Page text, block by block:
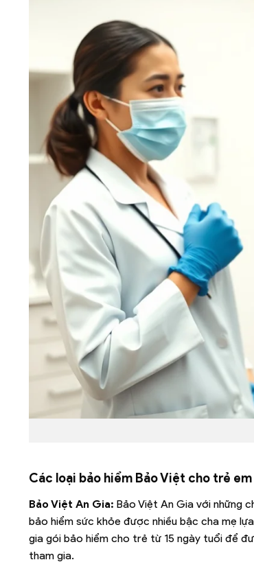
Các loại bảo hiểm Bảo Việt cho trẻ
Bảo Việt An Gia: Bảo Việt An Gia với những
bảo hiểm sức khỏe được nhiều bậc cha mẹ
gia gói bảo hiểm cho trẻ từ 15 ngày tuổi để
tham gia.